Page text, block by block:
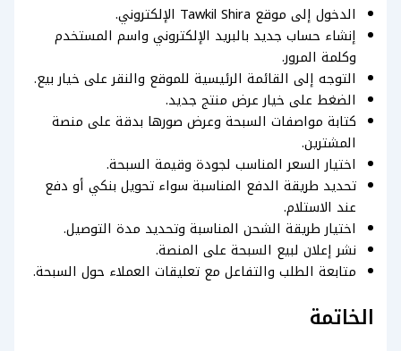
الدخول إلى موقع Tawkil Shira الإلكتروني.
إنشاء حساب جديد بالبريد الإلكتروني واسم المستخدم
وكلمة المرور.
التوجه إلى القائمة الرئيسية للموقع والنقر على خيار بيع.
الضغط على خيار عرض منتج جديد.
كتابة مواصفات السبحة وعرض صورها بدقة على منصة
المشترين.
اختيار السعر المناسب لجودة وقيمة السبحة.
تحديد طريقة الدفع المناسبة سواء تحويل بنكي أو دفع
عند الاستلام.
اختيار طريقة الشحن المناسبة وتحديد مدة التوصيل.
نشر إعلان لبيع السبحة على المنصة.
متابعة الطلب والتفاعل مع تعليقات العملاء حول السبحة.
الخاتمة